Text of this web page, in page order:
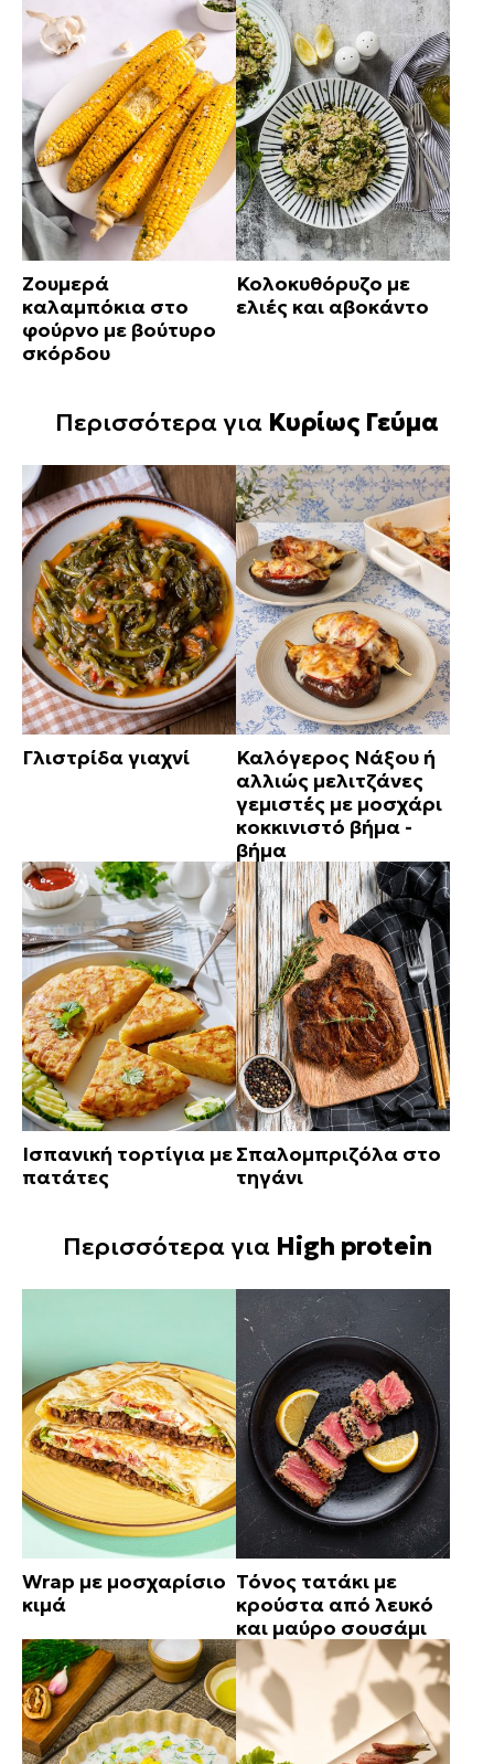
Ζουμερά
καλαμπόκια στο
φούρνο με βούτυρο
σκόρδου
Κολοκυθόρυζο με
ελιές και αβοκάντο
Περισσότερα για Κυρίως Γεύμα
Γλιστρίδα γιαχνί
Καλόγερος Νάξου ή
αλλιώς μελιτζάνες
γεμιστές με μοσχάρι
κοκκινιστό βήμα -
βήμα
Ισπανική τορτίγια με
πατάτες
Σπαλομπριζόλα στο
τηγάνι
Περισσότερα για High protein
Wrap με μοσχαρίσιο
κιμά
Τόνος τατάκι με
κρούστα από λευκό
και μαύρο σουσάμι